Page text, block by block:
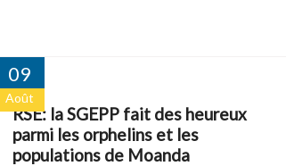
09
Août
RSE: la SGEPP fait des heureux
parmi les orphelins et les
populations de Moanda